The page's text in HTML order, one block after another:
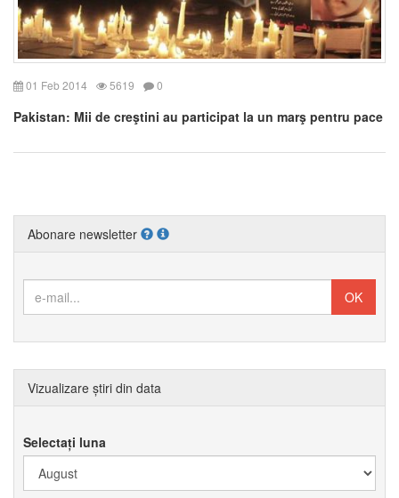
01 Feb 2014 5619 0
Pakistan: Mii de creştini au participat la un marş pentru pace
Abonare newsletter
Vizualizare știri din data
Selectați luna